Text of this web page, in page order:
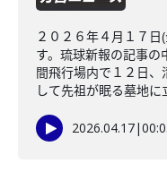
２０２６年４月１７
す。琉球新報の記事の
間飛行場内で１２日
して先祖が眠る墓地に
2026.04.17|